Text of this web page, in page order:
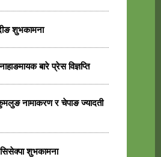
शुभकामना
बारे प्रेस विज्ञप्ति
नामाकरण र चेपाङ ज्यादती
शुभकामना